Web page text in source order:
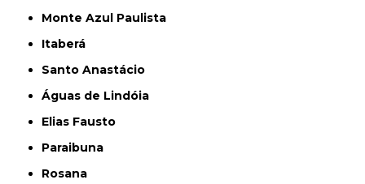
Monte Azul Paulista
Itaberá
Santo Anastácio
Águas de Lindóia
Elias Fausto
Paraibuna
Rosana